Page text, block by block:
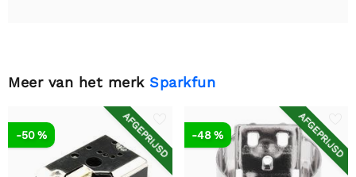
Meer van het merk Sparkfun
AFGEPRIJSD
-50 % AFGEPRIJSD
-48 %